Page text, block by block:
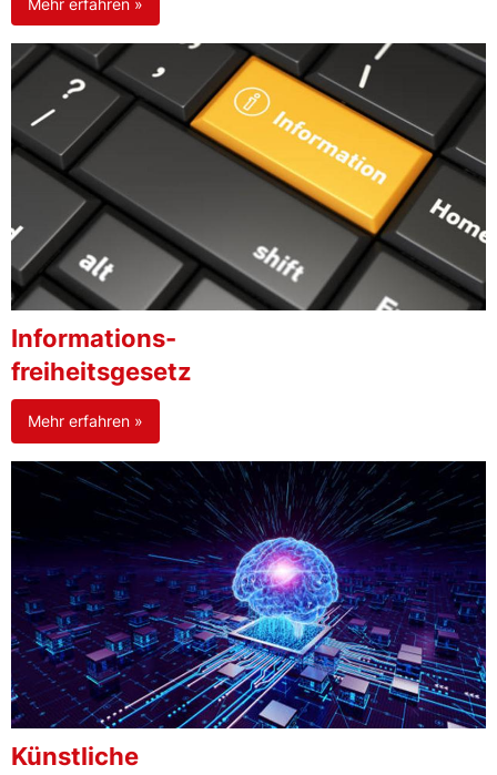
Informations-
freiheitsgesetz
Mehr erfahren »
Künstliche